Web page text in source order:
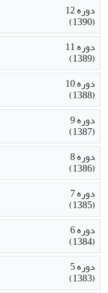
دوره 12
(1390)
دوره 11
(1389)
دوره 10
(1388)
دوره 9
(1387)
دوره 8
(1386)
دوره 7
(1385)
دوره 6
(1384)
دوره 5
(1383)